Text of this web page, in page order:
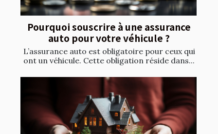
Pourquoi souscrire à une assurance
auto pour votre véhicule ?
L’assurance auto est obligatoire pour ceux qui
ont un véhicule. Cette obligation réside dans...